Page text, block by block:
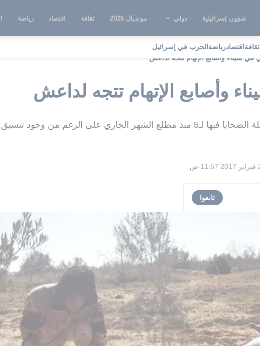
شؤون إسرائيلية دولي مونديال 2026 ثقافة اقتصاد رياضة
ثقافة اقتصادرياضة الحرب في إسرائيل
سيناء وأصابع الإتهام تتجه لداعش
وأصابع الإتهام تتجه لداعش
من وجود تنسيق امني اسرائيلي
ص
تابعوا